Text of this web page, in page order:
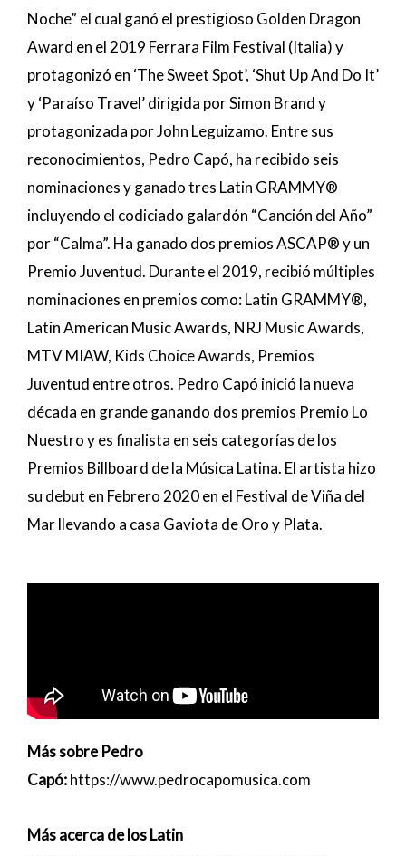
Noche” el cual ganó el prestigioso Golden Dragon
Award en el 2019 Ferrara Film Festival (Italia) y
protagonizó en ‘The Sweet Spot’, ‘Shut Up And Do It’
y ‘Paraíso Travel’ dirigida por Simon Brand y
protagonizada por John Leguizamo. Entre sus
reconocimientos, Pedro Capó, ha recibido seis
nominaciones y ganado tres Latin GRAMMY®
incluyendo el codiciado galardón “Canción del Año”
por “Calma”. Ha ganado dos premios ASCAP® y un
Premio Juventud. Durante el 2019, recibió múltiples
nominaciones en premios como: Latin GRAMMY®,
Latin American Music Awards, NRJ Music Awards,
MTV MIAW, Kids Choice Awards, Premios
Juventud entre otros. Pedro Capó inició la nueva
década en grande ganando dos premios Premio Lo
Nuestro y es finalista en seis categorías de los
Premios Billboard de la Música Latina. El artista hizo
su debut en Febrero 2020 en el Festival de Viña del
Mar llevando a casa Gaviota de Oro y Plata.
Más sobre Pedro
Capó:https://www.pedrocapomusica.com
Más acerca de los Latin